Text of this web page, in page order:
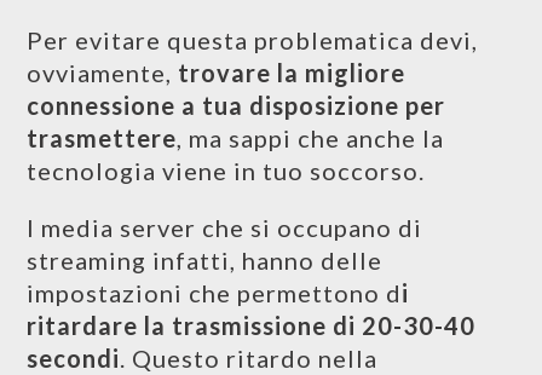
Per evitare questa problematica devi,
ovviamente, trovare la migliore
connessione a tua disposizione per
trasmettere, ma sappi che anche la
tecnologia viene in tuo soccorso.
I media server che si occupano di
streaming infatti, hanno delle
impostazioni che permettono di
ritardare la trasmissione di 20-30-40
secondi. Questo ritardo nella